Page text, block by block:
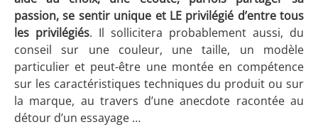
passion, se sentir unique et LE privilégié d’entre tous
les privilégiés. Il sollicitera probablement aussi, du
conseil sur une couleur, une taille, un modèle
particulier et peut-être une montée en compétence
sur les caractéristiques techniques du produit ou sur
la marque, au travers d’une anecdote racontée au
détour d’un essayage …